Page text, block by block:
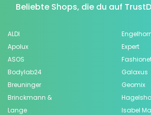
Beliebte Shops, die du auf
ALDI
Apolux
ASOS
Bodylab24
Breuninger
Brinckmann &
Lange
Expert
Galaxus
Geomix
Isabel